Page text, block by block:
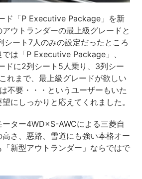
ド「P Executive Package」を新
ウトランダーの最上級グレードと
シート7人のみの設定だったところ
は「P Executive Package」、
ドに2列シート5人乗り、3列シー
れまで、最上級グレードが欲しい
不要・・・というユーザーもいた
にしっかりと応えてくれました。
ーター4WD×S-AWCによる三菱自
さ、悪路、雪道にも強い本格オー
新型アウトランダー」ならではで